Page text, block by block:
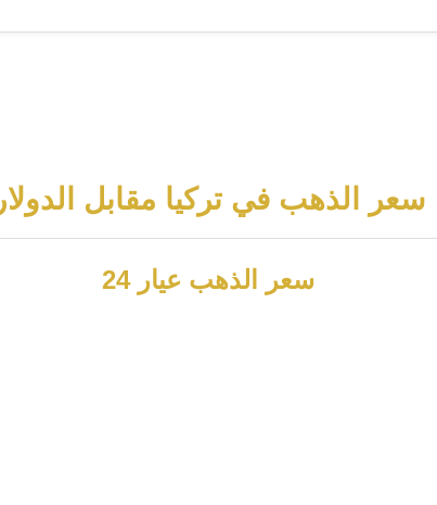
سعر الذهب في تركيا مقابل الدولار
سعر الذهب عيار 24